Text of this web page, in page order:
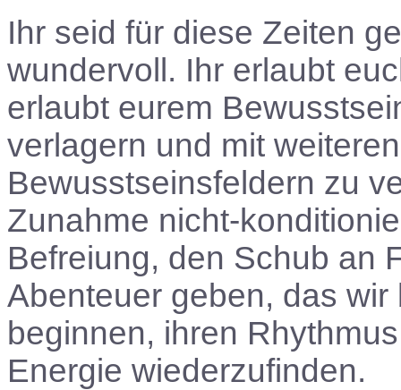
Ihr seid für diese Zeiten
wundervoll. Ihr erlaubt
erlaubt eurem
verlagern und mit
Bewusstseinsfeldern zu
Zunahme nicht-
Befreiung, den Schub an
Abenteuer geben, das
beginnen, ihren
Energie wiederzufinden.